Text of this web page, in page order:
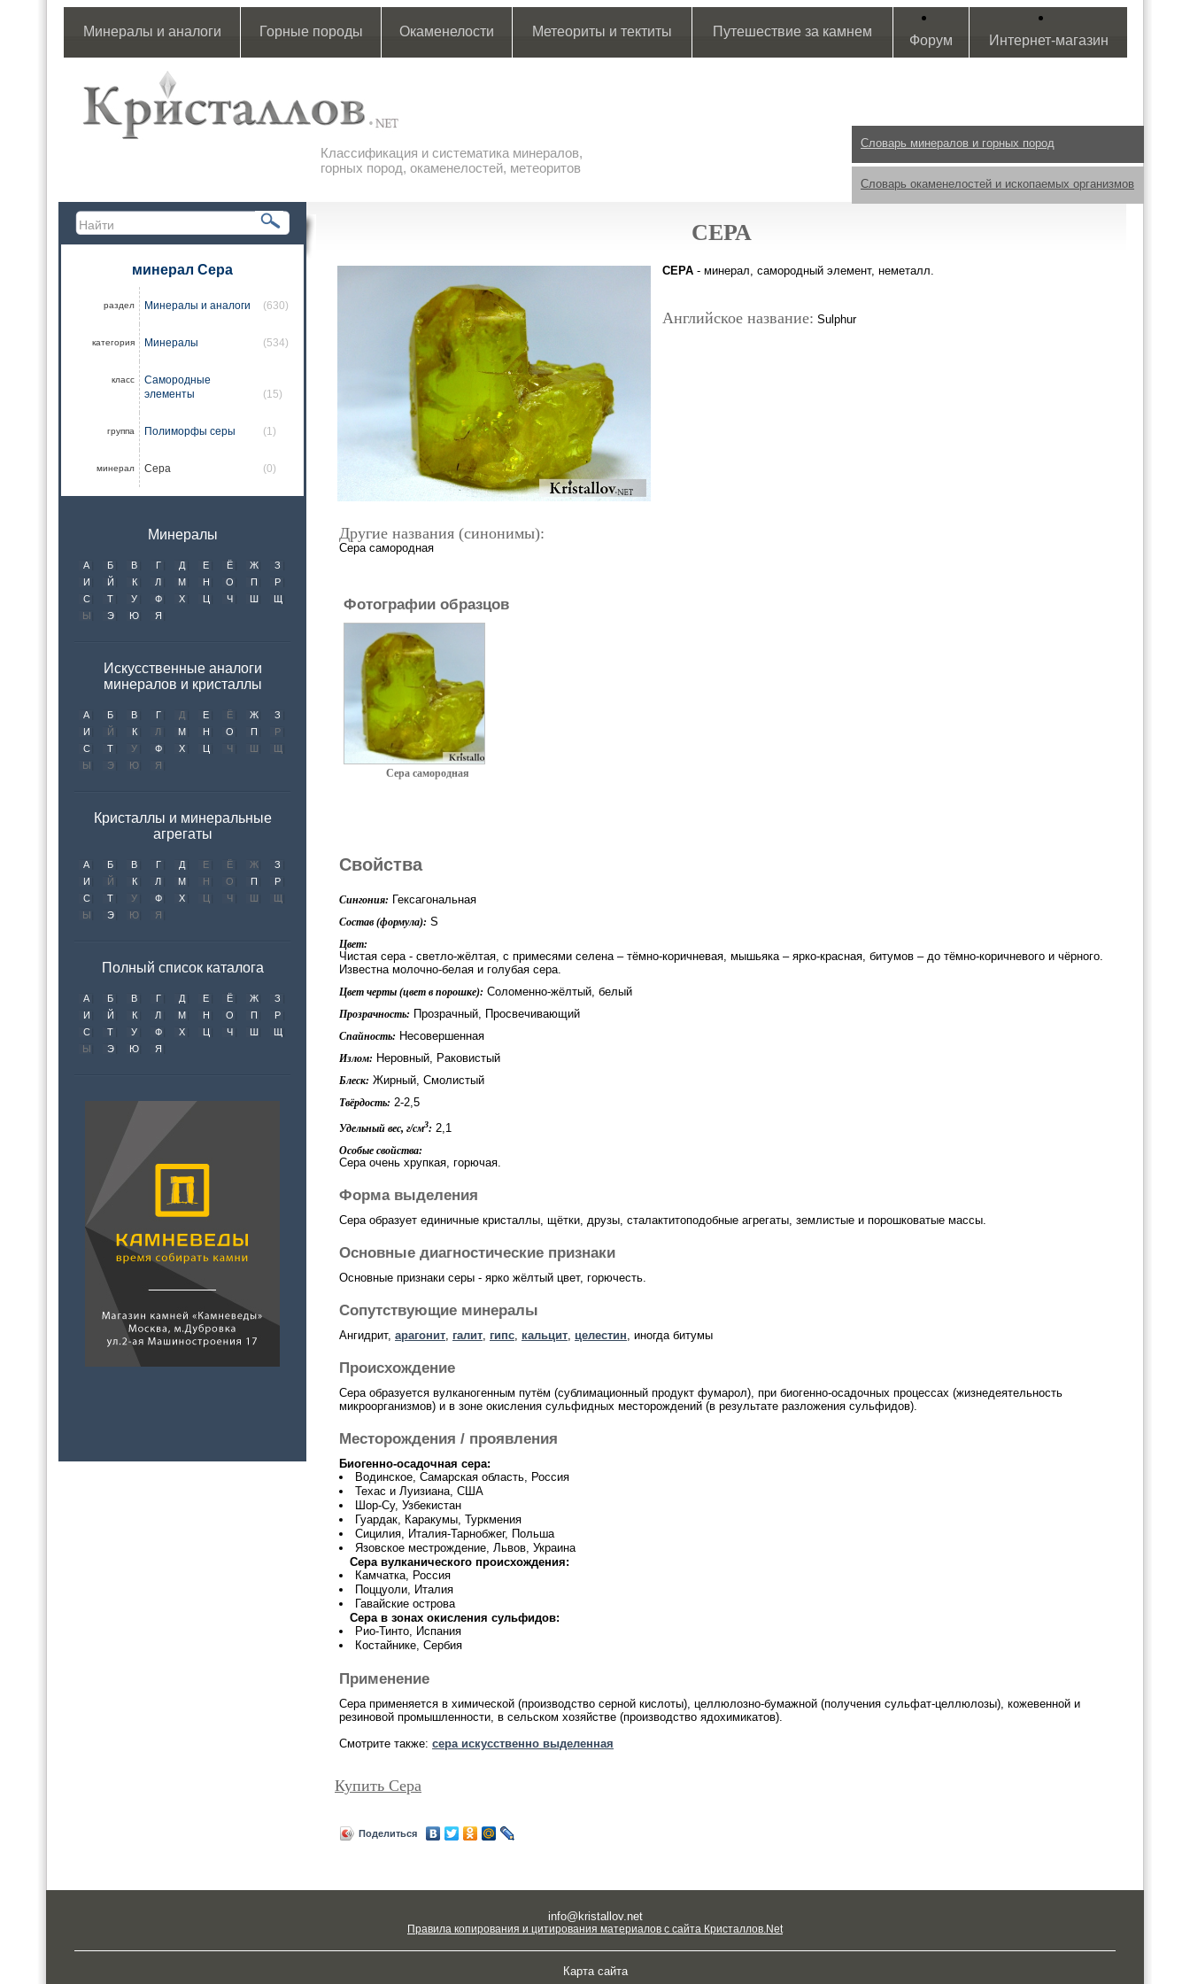
Минералы и аналоги Горные породы Окаменелости Метеориты и тектиты Путешествие за камнем
Форум Интернет-магазин
Классификация и систематика минералов,
горных пород, окаменелостей, метеоритов
Словарь минералов и горных пород
Словарь окаменелостей и ископаемых организмов
минерал Сера
раздел Минералы и аналоги (630)
категория Минералы (534)
класс
Самородные
элементы
(15)
группа Полиморфы серы (1)
минерал Сера (0)
Минералы
А Б В Г Д Е Ё Ж
З
И
Й К Л М Н О П
Р
С
Т У Ф Х Ц Ч Ш
Щ
Ы
Э Ю Я
Искусственные аналоги
минералов и кристаллы
А Б В Г Д Е Ё Ж
З
И
Й К Л М Н О П
Р
С
Т У Ф Х Ц Ч Ш
Щ
Ы
Э Ю Я
Кристаллы и минеральные
агрегаты
А Б В Г Д Е Ё Ж
З
И
Й К Л М Н О П
Р
С
Т У Ф Х Ц Ч Ш
Щ
Ы
Э Ю Я
Полный список каталога
А Б В Г Д Е Ё Ж
З
И
Й К Л М Н О П
Р
С
Т У Ф Х Ц Ч Ш
Щ
Ы
Э Ю Я
СЕРА
СЕРА - минерал, самородный элемент, неметалл.
Английское название: Sulphur
Другие названия (синонимы):
Сера самородная
Фотографии образцов
Сера самородная
Свойства
Сингония: Гексагональная
Состав (формула): S
Цвет:
Чистая сера - светло-жёлтая, с примесями селена – тёмно-коричневая, мышьяка – ярко-красная, битумов – до тёмно-коричневого и чёрного.
Известна молочно-белая и голубая сера.
Цвет черты (цвет в порошке): Соломенно-жёлтый, белый
Прозрачность: Прозрачный, Просвечивающий
Спайность: Несовершенная
Излом: Неровный, Раковистый
Блеск: Жирный, Смолистый
Твёрдость: 2-2,5
Удельный вес, г/см3: 2,1
Особые свойства:
Сера очень хрупкая, горючая.
Форма выделения
Сера образует единичные кристаллы, щётки, друзы, сталактитоподобные агрегаты, землистые и порошковатые массы.
Основные диагностические признаки
Основные признаки серы - ярко жёлтый цвет, горючесть.
Сопутствующие минералы
Ангидрит, арагонит, галит, гипс, кальцит, целестин, иногда битумы
Происхождение
Сера образуется вулканогенным путём (сублимационный продукт фумарол), при биогенно-осадочных процессах (жизнедеятельность
микроорганизмов) и в зоне окисления сульфидных месторождений (в результате разложения сульфидов).
Месторождения / проявления
Биогенно-осадочная сера:
Водинское, Самарская область, Россия
Техас и Луизиана, США
Шор-Су, Узбекистан
Гуардак, Каракумы, Туркмения
Сицилия, Италия-Тарнобжег, Польша
Язовское местрождение, Львов, Украина
Сера вулканического происхождения:
Камчатка, Россия
Поццуоли, Италия
Гавайские острова
Сера в зонах окисления сульфидов:
Рио-Тинто, Испания
Костайнике, Сербия
Применение
Сера применяется в химической (производство серной кислоты), целлюлозно-бумажной (получения сульфат-целлюлозы), кожевенной и
резиновой промышленности, в сельском хозяйстве (производство ядохимикатов).
Смотрите также: сера искусственно выделенная
Купить Сера
Поделиться
info@kristallov.net
Правила копирования и цитирования материалов с сайта Кристаллов.Net
Карта сайта